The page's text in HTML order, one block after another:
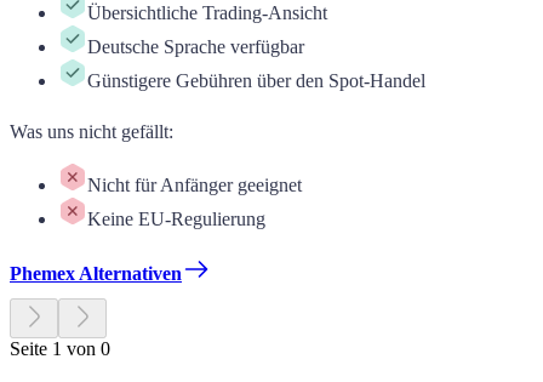
Übersichtliche Trading-Ansicht
Deutsche Sprache verfügbar
Günstigere Gebühren über den Spot-Handel
Was uns nicht gefällt:
Nicht für Anfänger geeignet
Keine EU-Regulierung
Phemex Alternativen
Seite 1 von 0